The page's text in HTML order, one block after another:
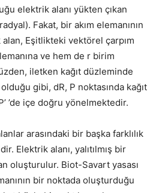
elektrik alanı yükten çıkan
Fakat, bir akım elemanının
Eşitlikteki vektörel çarpım
ve hem de r birim
iletken kağıt düzleminde
gibi, dR, P noktasında kağıt
’de içe doğru yönelmektedir.
arasındaki bir başka farklılık
Elektrik alanı, yalıtılmış bir
oluşturulur. Biot-Savart yasası
bir noktada oluşturduğu